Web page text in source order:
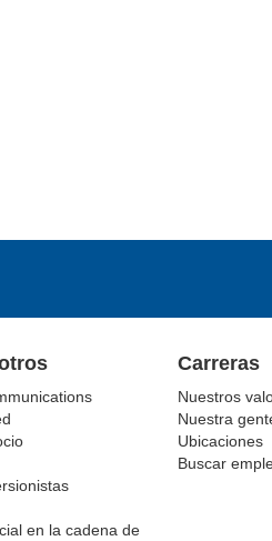
en la cadena de
Carreras
Nuestros
Nuestra
Ubicaciones
Buscar